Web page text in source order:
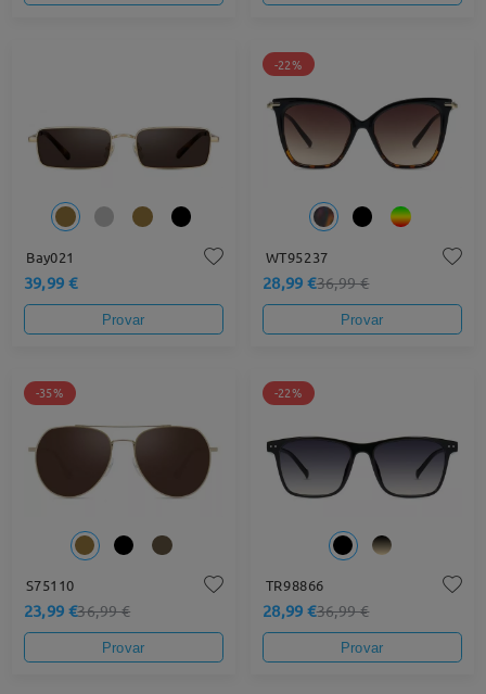
Bay021
39,99 €
Provar
-22%
WT95237
28,99 €36,99 €
Provar
-35%
S75110
23,99 €36,99 €
Provar
-22%
TR98866
28,99 €36,99 €
Provar